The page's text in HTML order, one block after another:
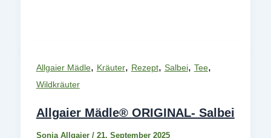
Allgaier Mädle, Kräuter, Rezept, Salbei, Tee,
Wildkräuter
Allgaier Mädle® ORIGINAL- Salbei
Sonja Allgaier / 21. September 2025